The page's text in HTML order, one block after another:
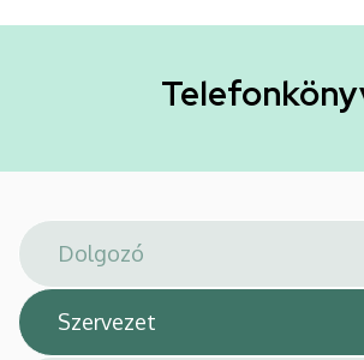
Általános
Arany
János
téri
feladatellátási
hely